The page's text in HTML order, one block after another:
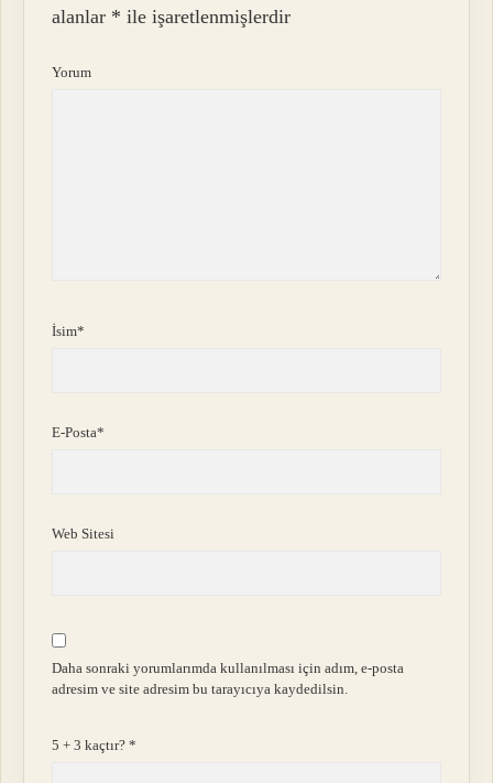
alanlar * ile işaretlenmişlerdir
Yorum
İsim*
E-Posta*
Web Sitesi
Daha sonraki yorumlarımda kullanılması için adım, e-posta
adresim ve site adresim bu tarayıcıya kaydedilsin.
5 + 3 kaçtır?*